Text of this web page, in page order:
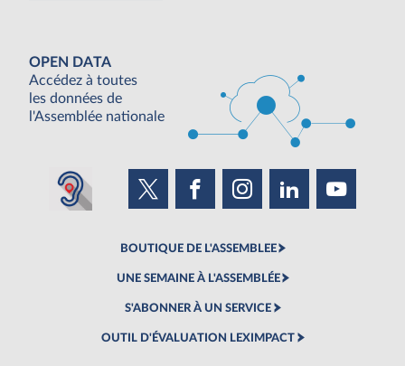
OPEN DATA
Accédez à toutes
les données de
l'Assemblée nationale
BOUTIQUE DE L'ASSEMBLEE
UNE SEMAINE À L'ASSEMBLÉE
S'ABONNER À UN SERVICE
OUTIL D'ÉVALUATION LEXIMPACT